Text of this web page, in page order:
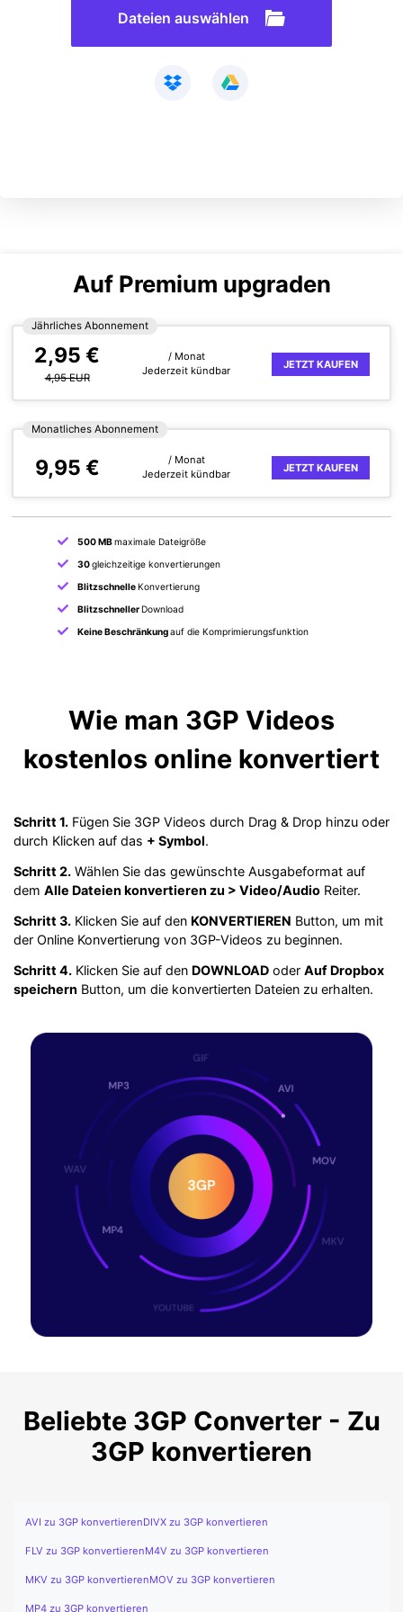
Dateien auswählen
Auf Premium upgraden
Jährliches Abonnement
2,95 €
4,95 EUR
/ Monat
Jederzeit kündbar
JETZT KAUFEN
Monatliches Abonnement
9,95 €
/ Monat
Jederzeit kündbar
JETZT KAUFEN
500 MBmaximale Dateigröße
30gleichzeitige konvertierungen
Blitzschnelle Konvertierung
Blitzschneller Download
Keine Beschränkungauf die Komprimierungsfunktion
Wie man 3GP Videos
kostenlos online konvertiert
Schritt 1. Fügen Sie 3GP Videos durch Drag & Drop hinzu oder
durch Klicken auf das + Symbol.
Schritt 2. Wählen Sie das gewünschte Ausgabeformat auf
dem Alle Dateien konvertieren zu > Video/Audio Reiter.
Schritt 3. Klicken Sie auf den KONVERTIEREN Button, um mit
der Online Konvertierung von 3GP-Videos zu beginnen.
Schritt 4. Klicken Sie auf den DOWNLOAD oder Auf Dropbox
speichern Button, um die konvertierten Dateien zu erhalten.
Beliebte 3GP Converter - Zu
3GP konvertieren
AVI zu 3GP konvertierenDIVX zu 3GP konvertieren
FLV zu 3GP konvertierenM4V zu 3GP konvertieren
MKV zu 3GP konvertierenMOV zu 3GP konvertieren
MP4 zu 3GP konvertieren